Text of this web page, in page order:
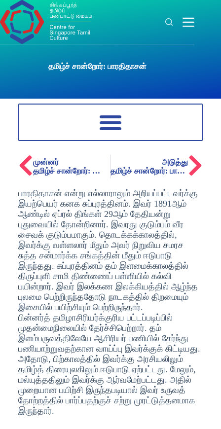
தமிழ்ச் சான்றோர்: பாரதிதாசன்
முன்னர்
தமிழ்ச் சான்றோர்: கோ சாரங்கபாணி
அடுத்து
தமிழ்ச் சான்றோர்: பாரதியார்
பாரதிதாசன் என்று எல்லாராலும் அறியப்பட்டவர்க்கு
இயற்பெயர் கனக சுப்புரத்தினம். இவர் 1891ஆம்
ஆண்டில் ஏப்ரல் திங்கள் 29ஆம் தேதியன்று
புதுவையில் தோன்றினார். இவரது குடும்பம் வீர
சைவக் குடும்பமாகும். தொடக்கக்காலத்தில்,
இவர்க்கு வள்ளலார் மீதும் அவர் நிறுவிய சமரச
சுத்த சன்மார்க்க சங்கத்தின் மீதும் ஈடுபாடு
இருந்தது. சுப்புரத்தினம் தம் இளமைக்காலத்தில்
திருப்புளி சாமி திண்ணைப் பள்ளியில் கல்வி
பயின்றார். இவர் இலக்கண இலக்கியத்தில் ஆழ்ந்த
புலமை பெற்றிருந்ததோடு நாடகத்தில் திறமையும்
இசையில் பயிற்சியும் பெற்றிருந்தார்.
பின்னர்த் தமிழாசிரியர்க்குரிய பட்டப்படிப்பில்
முதன்மைநிலையில் தேர்ச்சிபெற்றார். தம்
இளம்பருவத்திலேயே ஆசிரியர் பணியில் சேர்ந்து
பணியாற்றுவதற்கான வாய்ப்பு இவர்க்குக் கிட்டியது.
அதோடு, பிற்காலத்தில் இவர்க்கு அரசியலிலும்
தமிழ்த் திரையுலகிலும் ஈடுபாடு ஏற்பட்டது. மேலும்,
மல்யுத்ததிலும் இவர்க்கு ஆர்வமேற்பட்டது. அதில்
முறையான பயிற்சி இருந்தபடியால் இவர் உருவத்
தோற்றத்தில் பார்ப்பதற்குச் சற்று முரட்டுத்தனமாக
இருந்தார்.